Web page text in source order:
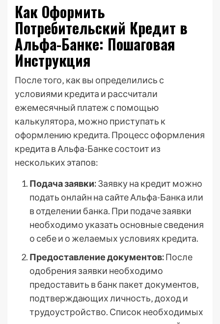
Как Оформить
Потребительский Кредит в
Альфа-Банке: Пошаговая
Инструкция
После того‚ как вы определились с
условиями кредита и рассчитали
ежемесячный платеж с помощью
калькулятора‚ можно приступать к
оформлению кредита. Процесс оформления
кредита в Альфа-Банке состоит из
нескольких этапов:
Подача заявки:Заявку на кредит можно
подать онлайн на сайте Альфа-Банка или
в отделении банка. При подаче заявки
необходимо указать основные сведения
о себе и о желаемых условиях кредита.
Предоставление документов:После
одобрения заявки необходимо
предоставить в банк пакет документов‚
подтверждающих личность‚ доход и
трудоустройство. Список необходимых